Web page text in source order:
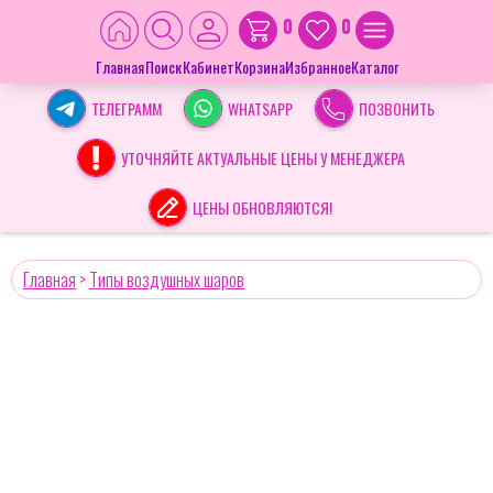
ГлавнаяПоискКабинет
0
Корзина
0
ИзбранноеКаталог
ТЕЛЕГРАММ
WHATSAPP ПОЗВОНИТЬ
УТОЧНЯЙТЕ АКТУАЛЬНЫЕ ЦЕНЫ У МЕНЕДЖЕРА
ЦЕНЫ ОБНОВЛЯЮТСЯ!
Главная >Типы воздушных шаров